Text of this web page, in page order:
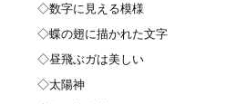
◇数字に見える模様
◇蝶の翅に描かれた文字
◇昼飛ぶガは美しい
◇太陽神